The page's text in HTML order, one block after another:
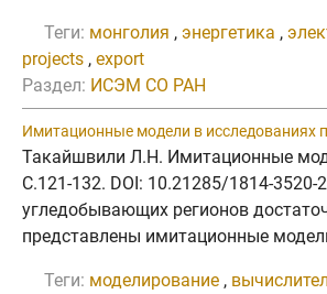
Теги: монголия , энергетика ,
projects , export
Раздел: ИСЭМ СО РАН
Имитационные модели в исследованиях
Такайшвили Л.Н. Имитационные
C.121-132. DOI: 10.21285/1814-
угледобывающих регионов
представлены имитационные
Теги: моделирование ,